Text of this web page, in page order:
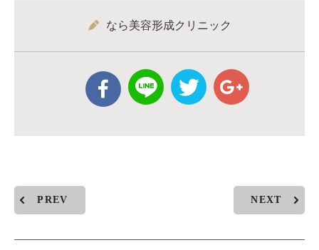
なら美容形成クリニック
PREV NEXT